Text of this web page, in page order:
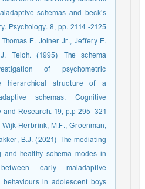
schemas and beck’s
Psychology. 8, pp. 2114 -2125.
E. Joiner Jr., Jeffery E.
Telch. (1995) The schema
of psychometric
hierarchical structure of a
schemas. Cognitive
and Research. 19, p.p 295–321.
Wijk-Herbrink, M.F., Groenman,
B.J. (2021) The mediating
and healthy schema modes in
early maladaptive
behaviours in adolescent boys